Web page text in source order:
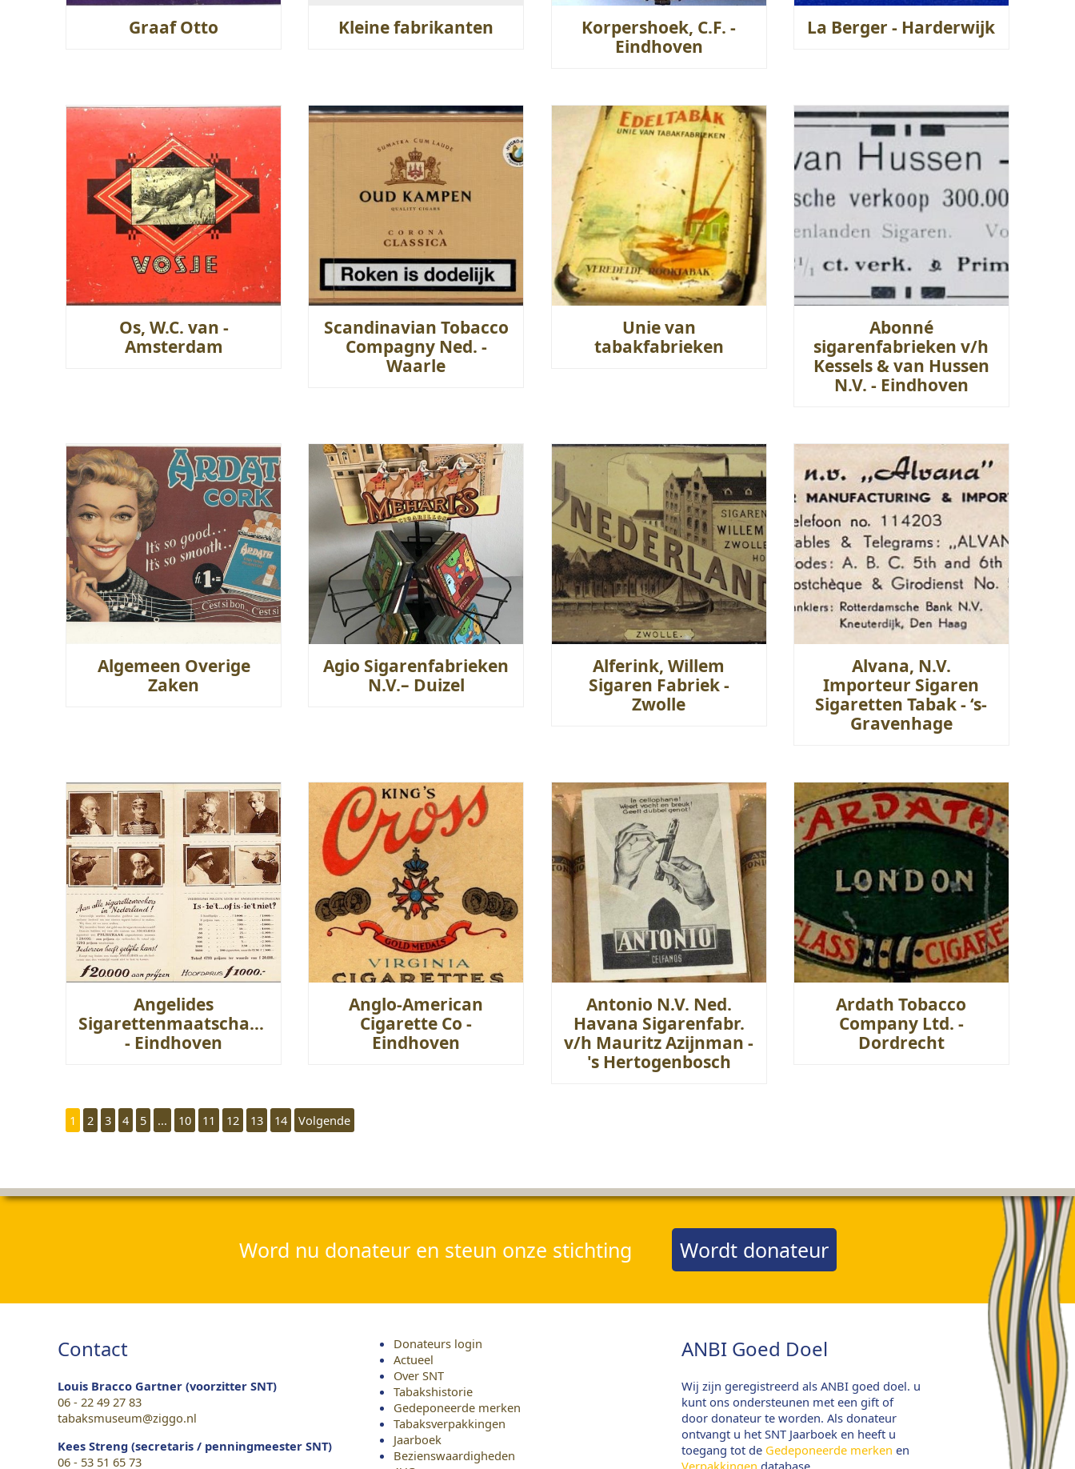
Graaf Otto Kleine fabrikanten
Korpershoek, C.F. -
Eindhoven
La Berger - Harderwijk
Os, W.C. van -
Amsterdam
Scandinavian Tobacco
Compagny Ned. -
Waarle
Unie van
tabakfabrieken
Abonné
sigarenfabrieken v/h
Kessels & van Hussen
N.V. - Eindhoven
Algemeen Overige
Zaken
Agio Sigarenfabrieken
N.V.– Duizel
Alferink, Willem
Sigaren Fabriek -
Zwolle
Alvana, N.V.
Importeur Sigaren
Sigaretten Tabak - ‘s-
Gravenhage
Angelides
Sigarettenmaatschappij
- Eindhoven
Anglo-American
Cigarette Co -
Eindhoven
Antonio N.V. Ned.
Havana Sigarenfabr.
v/h Mauritz Azijnman -
's Hertogenbosch
Ardath Tobacco
Company Ltd. -
Dordrecht
1 2 3 4 5 ... 10 11 12 13 14 Volgende
Word nu donateur en steun onze stichting Wordt donateur
Contact
Louis Bracco Gartner (voorzitter SNT)
06 - 22 49 27 83
tabaksmuseum@ziggo.nl
Kees Streng (secretaris / penningmeester SNT)
06 - 53 51 65 73
Donateurs login
Actueel
Over SNT
Tabakshistorie
Gedeponeerde merken
Tabaksverpakkingen
Jaarboek
Bezienswaardigheden
ANBI Goed Doel
Wij zijn geregistreerd als ANBI goed doel. u
kunt ons ondersteunen met een gift of
door donateur te worden. Als donateur
ontvangt u het SNT Jaarboek en heeft u
toegang tot de Gedeponeerde merken en